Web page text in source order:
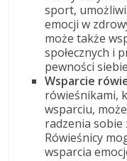
sport,
emocji w
może także
społecznych i
pewności
Wsparcie
rówieśnikami,
wsparciu,
radzenia sobie
Rówieśnicy
wsparcia